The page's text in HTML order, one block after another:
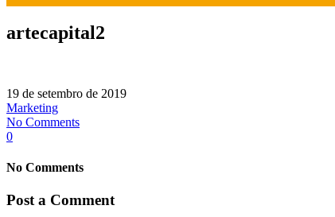
artecapital2
19 de setembro de 2019
Marketing
No Comments
0
No Comments
Post a Comment